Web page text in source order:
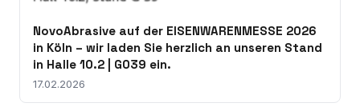
NovoAbrasive auf der EISENWARENMESSE 2026
in Köln – wir laden Sie herzlich an unseren Stand
in Halle 10.2 | G039 ein.
17.02.2026